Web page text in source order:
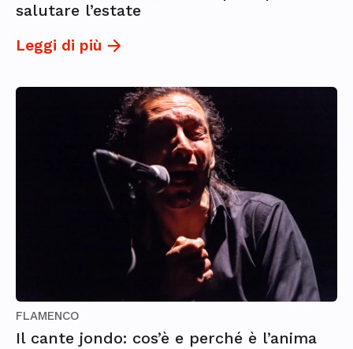
salutare l’estate
Leggi di più
FLAMENCO
Il cante jondo: cos’è e perché è l’anima